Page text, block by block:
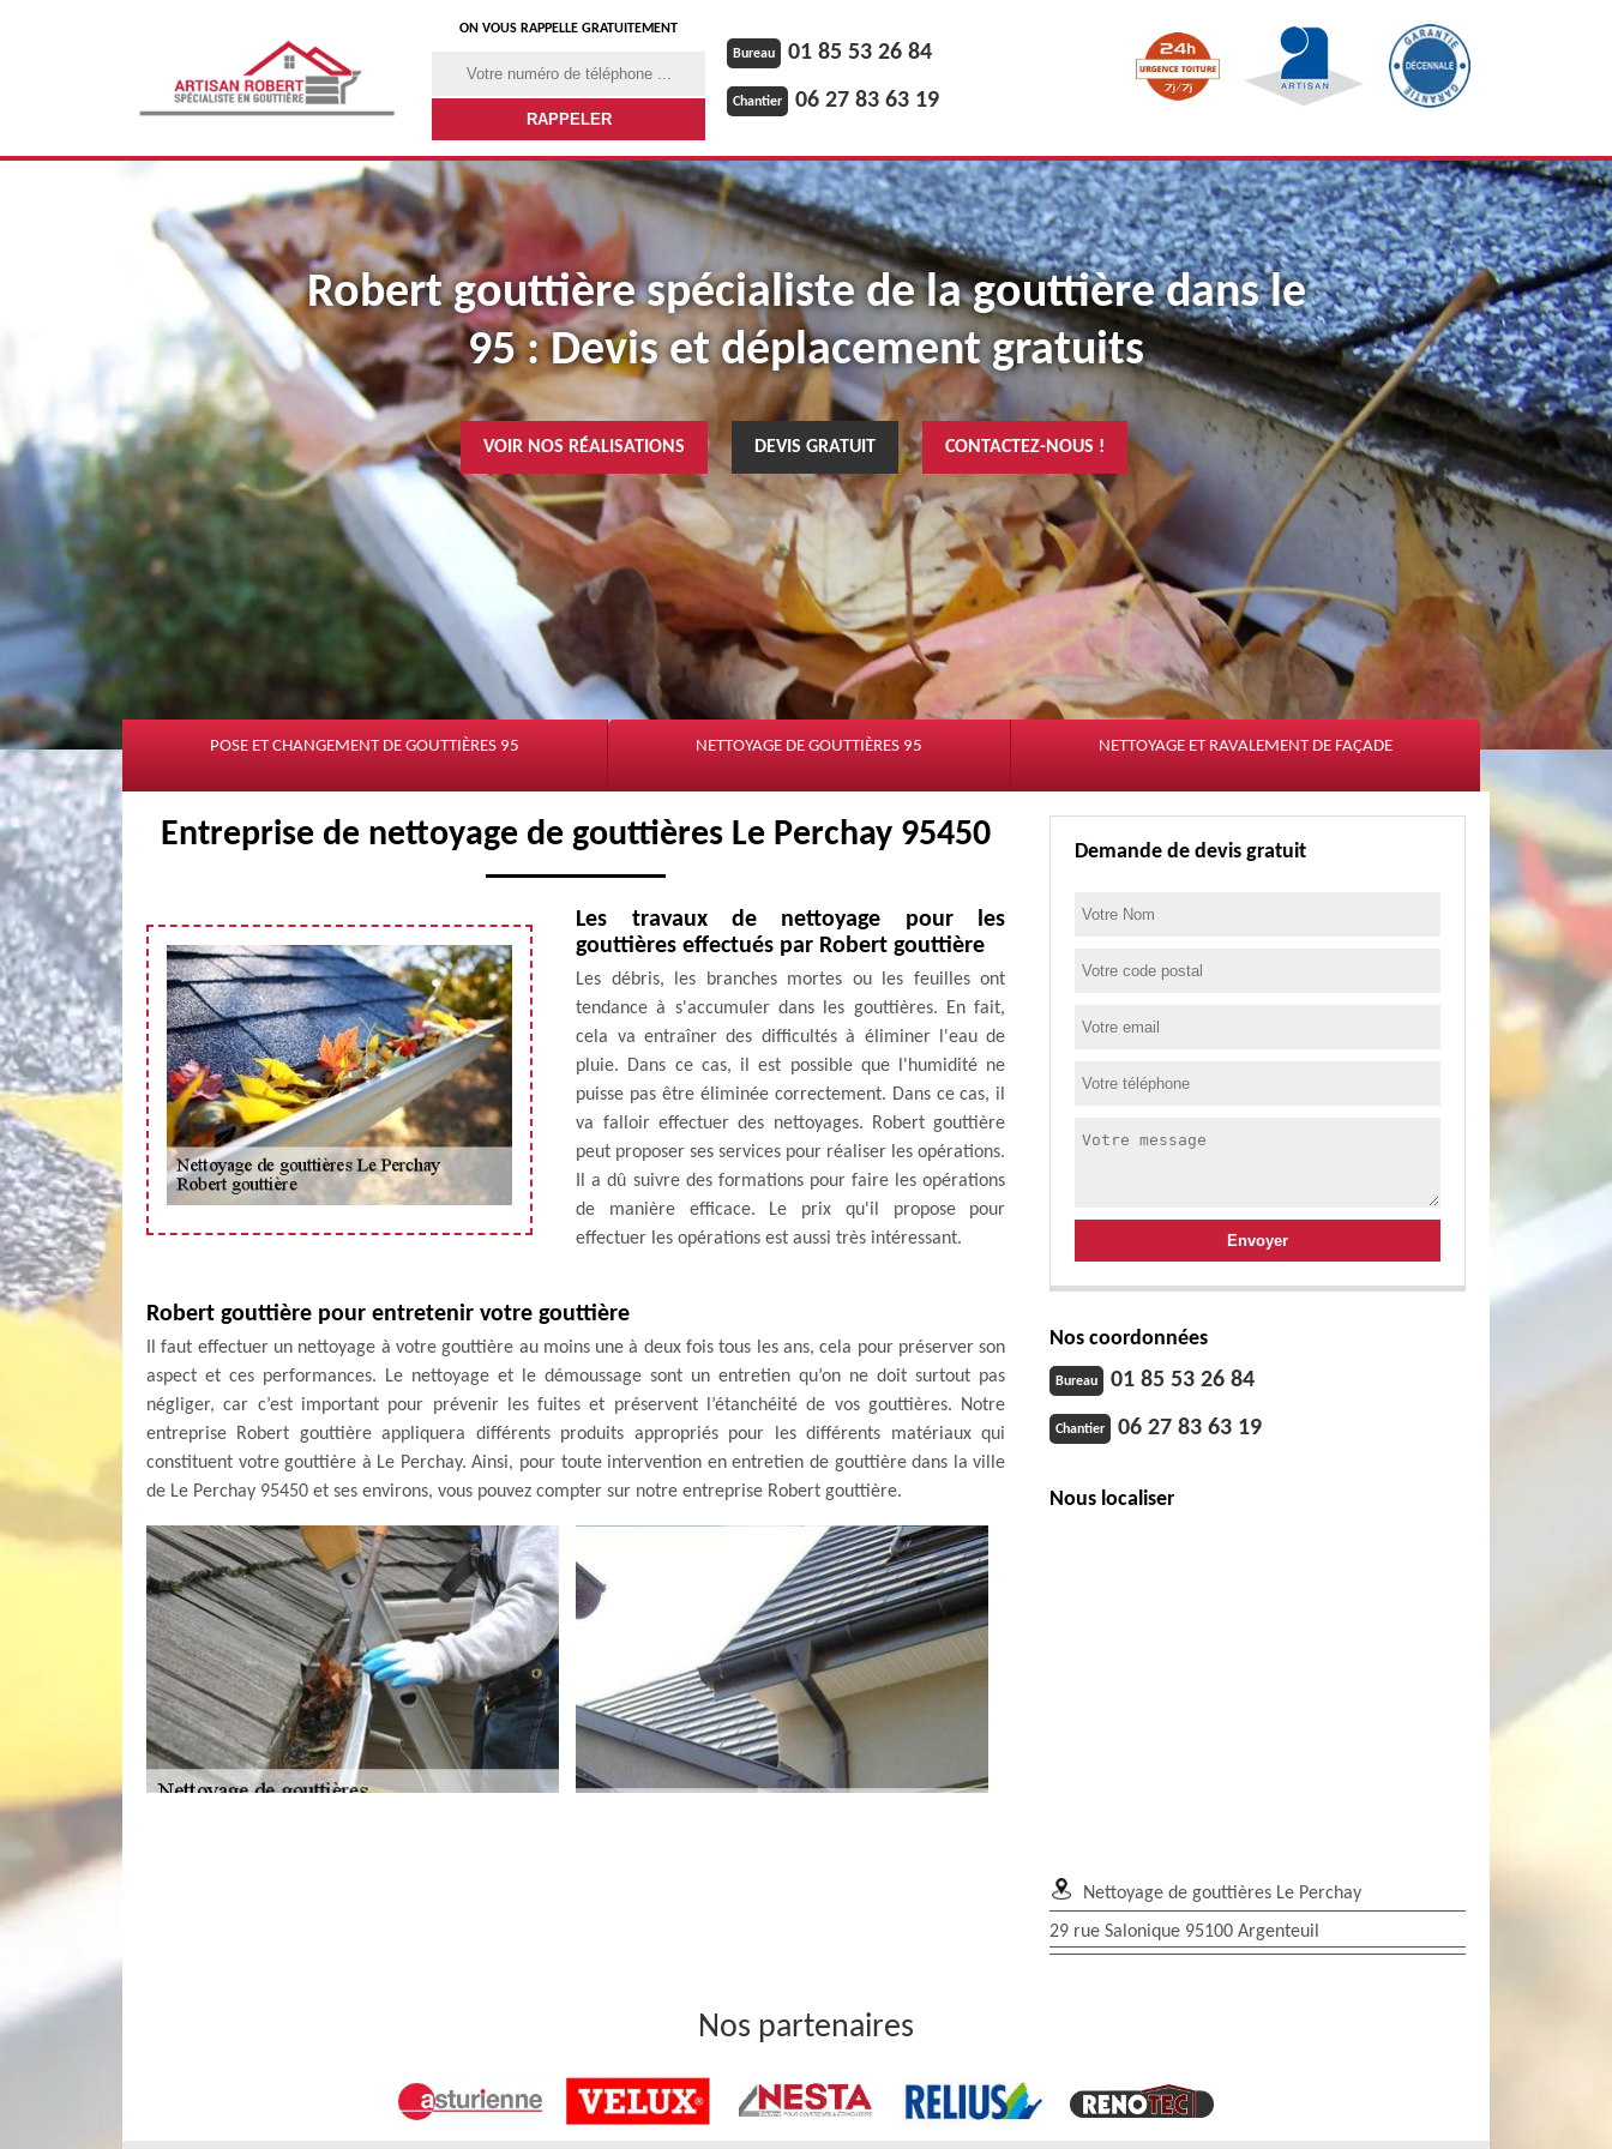
ON VOUS RAPPELLE GRATUITEMENT
Bureau
01 85 53 26 84
Chantier 06 27 83 63 19
Robert gouttière spécialiste de la gouttière dans le
95 : Devis et déplacement gratuits
VOIR NOS RÉALISATIONS DEVIS GRATUIT CONTACTEZ-NOUS !
POSE ET CHANGEMENT DE GOUTTIÈRES 95 NETTOYAGE DE GOUTTIÈRES 95 NETTOYAGE ET RAVALEMENT DE FAÇADE
Entreprise de nettoyage de gouttières Le Perchay 95450
Les travaux de nettoyage pour les
gouttières effectués par Robert gouttière
Les débris, les branches mortes ou les feuilles ont
tendance à s'accumuler dans les gouttières. En fait,
cela va entraîner des difficultés à éliminer l'eau de
pluie. Dans ce cas, il est possible que l'humidité ne
puisse pas être éliminée correctement. Dans ce cas, il
va falloir effectuer des nettoyages. Robert gouttière
peut proposer ses services pour réaliser les opérations.
Il a dû suivre des formations pour faire les opérations
de manière efficace. Le prix qu'il propose pour
effectuer les opérations est aussi très intéressant.
Robert gouttière pour entretenir votre gouttière
Il faut effectuer un nettoyage à votre gouttière au moins une à deux fois tous les ans, cela pour préserver son
aspect et ces performances. Le nettoyage et le démoussage sont un entretien qu’on ne doit surtout pas
négliger, car c’est important pour prévenir les fuites et préservent l’étanchéité de vos gouttières. Notre
entreprise Robert gouttière appliquera différents produits appropriés pour les différents matériaux qui
constituent votre gouttière à Le Perchay. Ainsi, pour toute intervention en entretien de gouttière dans la ville
de Le Perchay 95450 et ses environs, vous pouvez compter sur notre entreprise Robert gouttière.
gouttière peut se charger de son changement. Mais, pour éviter à vos gouttières à Le Perchay d’être
Demande de devis gratuit
Nos coordonnées
Bureau 01 85 53 26 84
Chantier 06 27 83 63 19
Nous localiser
Nettoyage de gouttières Le Perchay
29 rue Salonique 95100 Argenteuil
Nos partenaires